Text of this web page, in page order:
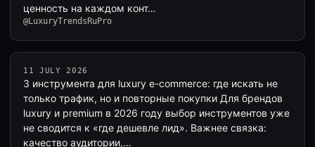
ценность на каждом конт…
@LuxuryTrendsRuPro
11 JULY 2026
3 инструмента для luxury e-commerce: где искать не
только трафик, но и повторные покупки Для брендов
luxury и premium в 2026 году выбор инструментов уже
не сводится к «где дешевле лид». Важнее связка:
качество аудитории,…